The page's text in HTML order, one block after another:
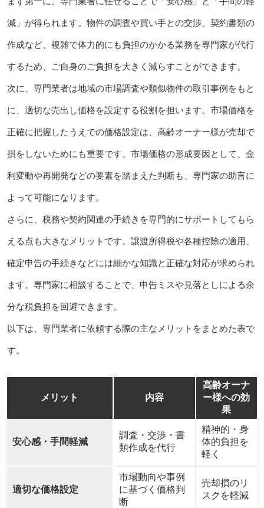
減」が得られます。物件の調査や買い手との交渉、契約書類の
作成など、複雑で体力的にも負担のかかる業務を専門家が代行
するため、ご自身のご負担を大きく減らすことができます。
次に、専門業者は地域の市場調査や類似物件の取引事例をもと
に、適切な売出し価格を設定する役割を担います。市場価格を
正確に把握したうえでの価格設定は、高齢オーナー様が売却で
損をしないためにも重要です。市場価格の形成要因として、金
利変動や再開発などの要素を踏まえた判断も、専門家の助言に
よって可能になります。
さらに、税務や契約関連の手続きを専門的にサポートしてもら
える点も大きなメリットです。譲渡所得税や各種控除の適用、
確定申告の手続きなどには細かな知識と正確な対応が求められ
ます。専門家に相談することで、申告ミスや見落としによる余
分な税負担を回避できます。
以下は、専門業者に依頼する際の主なメリットをまとめた表で
す。
メリット 内容
高齢オーナ
ー様への効
果
安心感・手間軽減
調査・交渉・書
類作成を代行
精神的・身
体的負担を
軽く
適切な価格設定
市場動向や事例
に基づく価格判
断
売却損のリ
スクを軽減